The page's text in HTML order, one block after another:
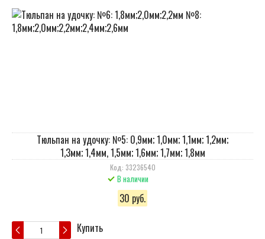
Тюльпан на удочку: №5: 0,9мм; 1,0мм; 1,1мм; 1,2мм;
1,3мм; 1,4мм, 1,5мм; 1,6мм; 1,7мм; 1,8мм
Код: 33236540
В наличии
30 руб.
Купить